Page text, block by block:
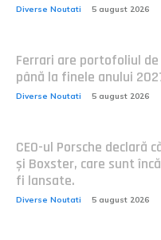
Diverse Noutati 5 august 2026
Ferrari are portofoliul
până la finele anului
Diverse Noutati 5 august 2026
CEO-ul Porsche declară
și Boxster, care sunt
fi lansate.
Diverse Noutati 5 august 2026